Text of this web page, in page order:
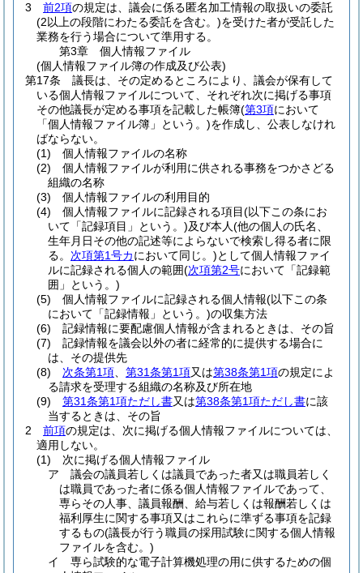
3
前2項の規定は、議会に係る匿名加工情報の取扱いの委託
(2以上の段階にわたる委託を含む。)を受けた者が受託した
業務を行う場合について準用する。
第3章
個人情報ファイル
(個人情報ファイル簿の作成及び公表)
第17条
議長は、その定めるところにより、議会が保有して
いる個人情報ファイルについて、それぞれ次に掲げる事項
その他議長が定める事項を記載した帳簿(第3項において
「個人情報ファイル簿」という。)を作成し、公表しなけれ
ばならない。
(1)
個人情報ファイルの名称
(2)
個人情報ファイルが利用に供される事務をつかさどる
組織の名称
(3)
個人情報ファイルの利用目的
(4)
個人情報ファイルに記録される項目(以下この条にお
いて「記録項目」という。)及び本人(他の個人の氏名、
生年月日その他の記述等によらないで検索し得る者に限
る。 次項第1号カにおいて同じ。)として個人情報ファイ
ルに記録される個人の範囲(次項第2号において「記録範
囲」という。)
(5)
個人情報ファイルに記録される個人情報(以下この条
において「記録情報」という。)の収集方法
(6)
記録情報に要配慮個人情報が含まれるときは、その旨
(7)
記録情報を議会以外の者に経常的に提供する場合に
は、その提供先
(8)
次条第1項 第31条第1項又は第38条第1項の規定によ
る請求を受理する組織の名称及び所在地
(9)
第31条第1項ただし書又は第38条第1項ただし書に該
当するときは、その旨
2
前項の規定は、次に掲げる個人情報ファイルについては、
適用しない。
(1)
次に掲げる個人情報ファイル
ア
議会の議員若しくは議員であった者又は職員若しく
は職員であった者に係る個人情報ファイルであって、
専らその人事、議員報酬、給与若しくは報酬若しくは
福利厚生に関する事項又はこれらに準ずる事項を記録
するもの(議長が行う職員の採用試験に関する個人情報
ファイルを含む。)
イ
専ら試験的な電子計算機処理の用に供するための個